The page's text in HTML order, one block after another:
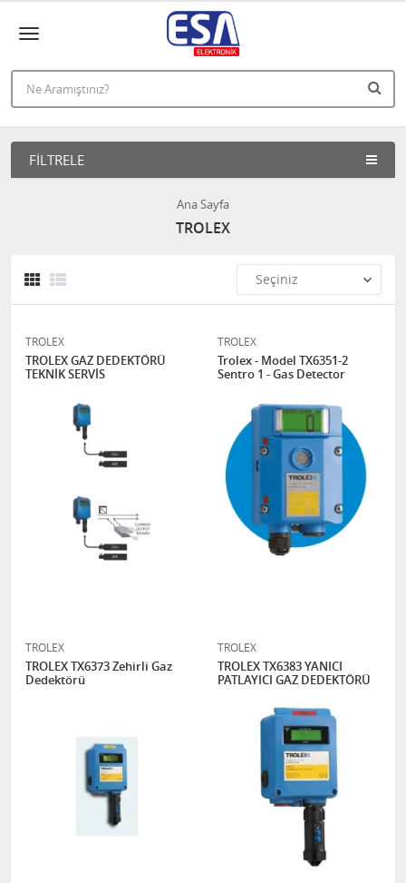
FILTRELE
Ana Sayfa
TROLEX
TROLEX
TROLEX GAZ DEDEKTÖRÜ
TEKNİK SERVİS
TROLEX
Trolex - Model TX6351-2
Sentro 1 - Gas Detector
TROLEX
TROLEX TX6373 Zehirli Gaz
Dedektörü
TROLEX
TROLEX TX6383 YANICI
PATLAYICI GAZ DEDEKTÖRÜ